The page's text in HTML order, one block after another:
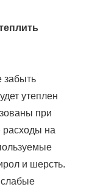
забыть
утеплен
при
расходы на
и шерсть.